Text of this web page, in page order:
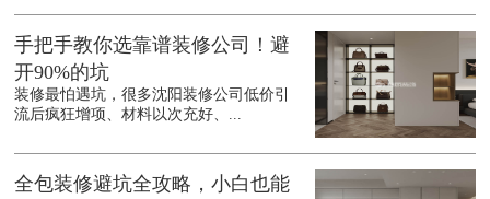
手把手教你选靠谱装修公司！避
开90%的坑
装修最怕遇坑，很多沈阳装修公司低价引
流后疯狂增项、材料以次充好、...
全包装修避坑全攻略，小白也能